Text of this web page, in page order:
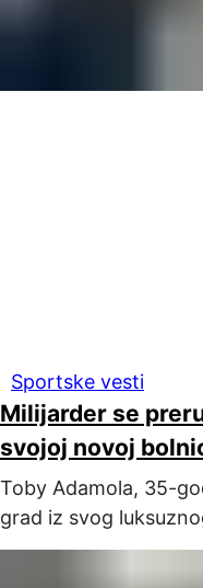
Sportske vesti
Milijarder se
svojoj novoj
Toby Adamola, 35-
grad iz svog